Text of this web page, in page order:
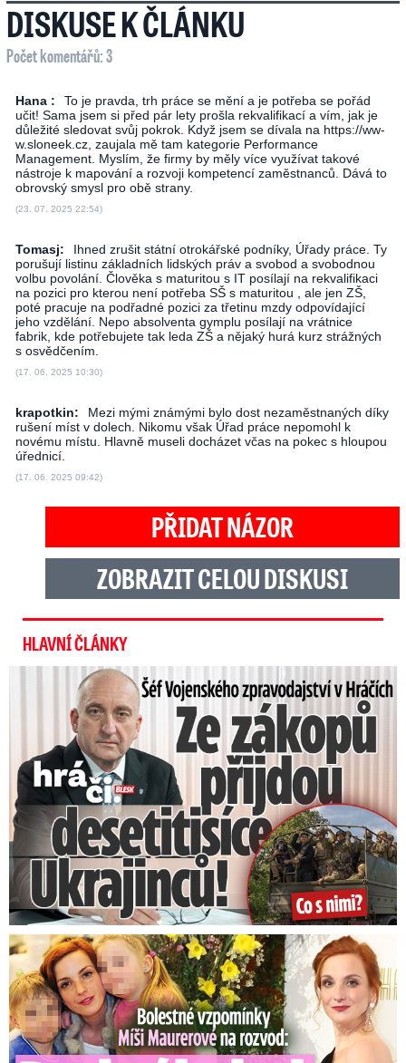
DISKUSE K ČLÁNKU
Počet komentářů: 3
Hana :
To je pravda, trh práce se mění a je potřeba se pořád
učit! Sama jsem si před pár lety prošla rekvalifikací a vím, jak je
důležité sledovat svůj pokrok. Když jsem se dívala na http­s://ww­
w.sl­oneek­.cz, zaujala mě tam kategorie Performance
Management. Myslím, že firmy by měly více využívat takové
nástroje k mapování a rozvoji kompetencí zaměstnanců. Dává to
obrovský smysl pro obě strany.
(23. 07. 2025 22:54)
Tomasj:
Ihned zrušit státní otrokářské podníky, Úřady práce. Ty
porušují listinu základních lidských práv a svobod a svobodnou
volbu povolání. Člověka s maturitou s IT posílají na rekvalifikaci
na pozici pro kterou není potřeba SŠ s maturitou , ale jen ZŠ,
poté pracuje na podřadné pozici za třetinu mzdy odpovídající
jeho vzdělání. Nepo absolventa gymplu posílají na vrátnice
fabrik, kde potřebujete tak leda ZŠ a nějaký hurá kurz strážných
s osvědčením.
(17. 06. 2025 10:30)
krapotkin:
Mezi mými známými bylo dost nezaměstnaných díky
rušení míst v dolech. Nikomu však Úřad práce nepomohl k
novému místu. Hlavně museli docházet včas na pokec s hloupou
úřednicí.
(17. 06. 2025 09:42)
PŘIDAT NÁZOR
ZOBRAZIT CELOU DISKUSI
HLAVNÍ ČLÁNKY
Šéf Vojenského zpravodajství: Přijdou desetitisíce Ukrajinců
Bolestné vzpomínky Míši Maurerové: Prohrála boj o dvojčata!